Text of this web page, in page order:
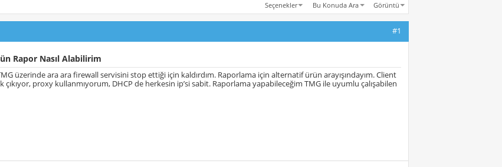
Seçenekler Bu Konuda Ara Görüntü
#1
Rapor Nasıl Alabilirim
üzerinde ara ara firewall servisini stop ettiği için kaldırdım. Raporlama için alternatif ürün arayışındayım. Client
çıkıyor, proxy kullanmıyorum, DHCP de herkesin ip’si sabit. Raporlama yapabileceğim TMG ile uyumlu çalışabilen